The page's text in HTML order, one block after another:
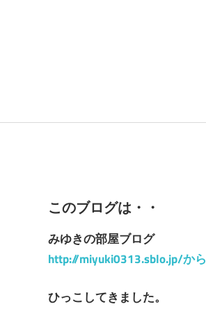
このブログは・・
みゆきの部屋ブログ
http://miyuki0313.sblo.jp/から
ひっこしてきました。